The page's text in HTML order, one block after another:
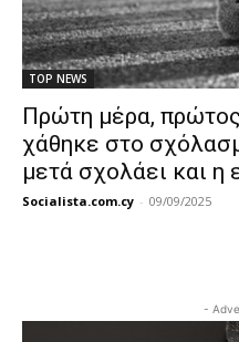
TOP NEWS
Πρώτη μέρα,
χάθηκε στο
μετά σχολάει και η
Socialista.com.cy - 09/09/2025
-